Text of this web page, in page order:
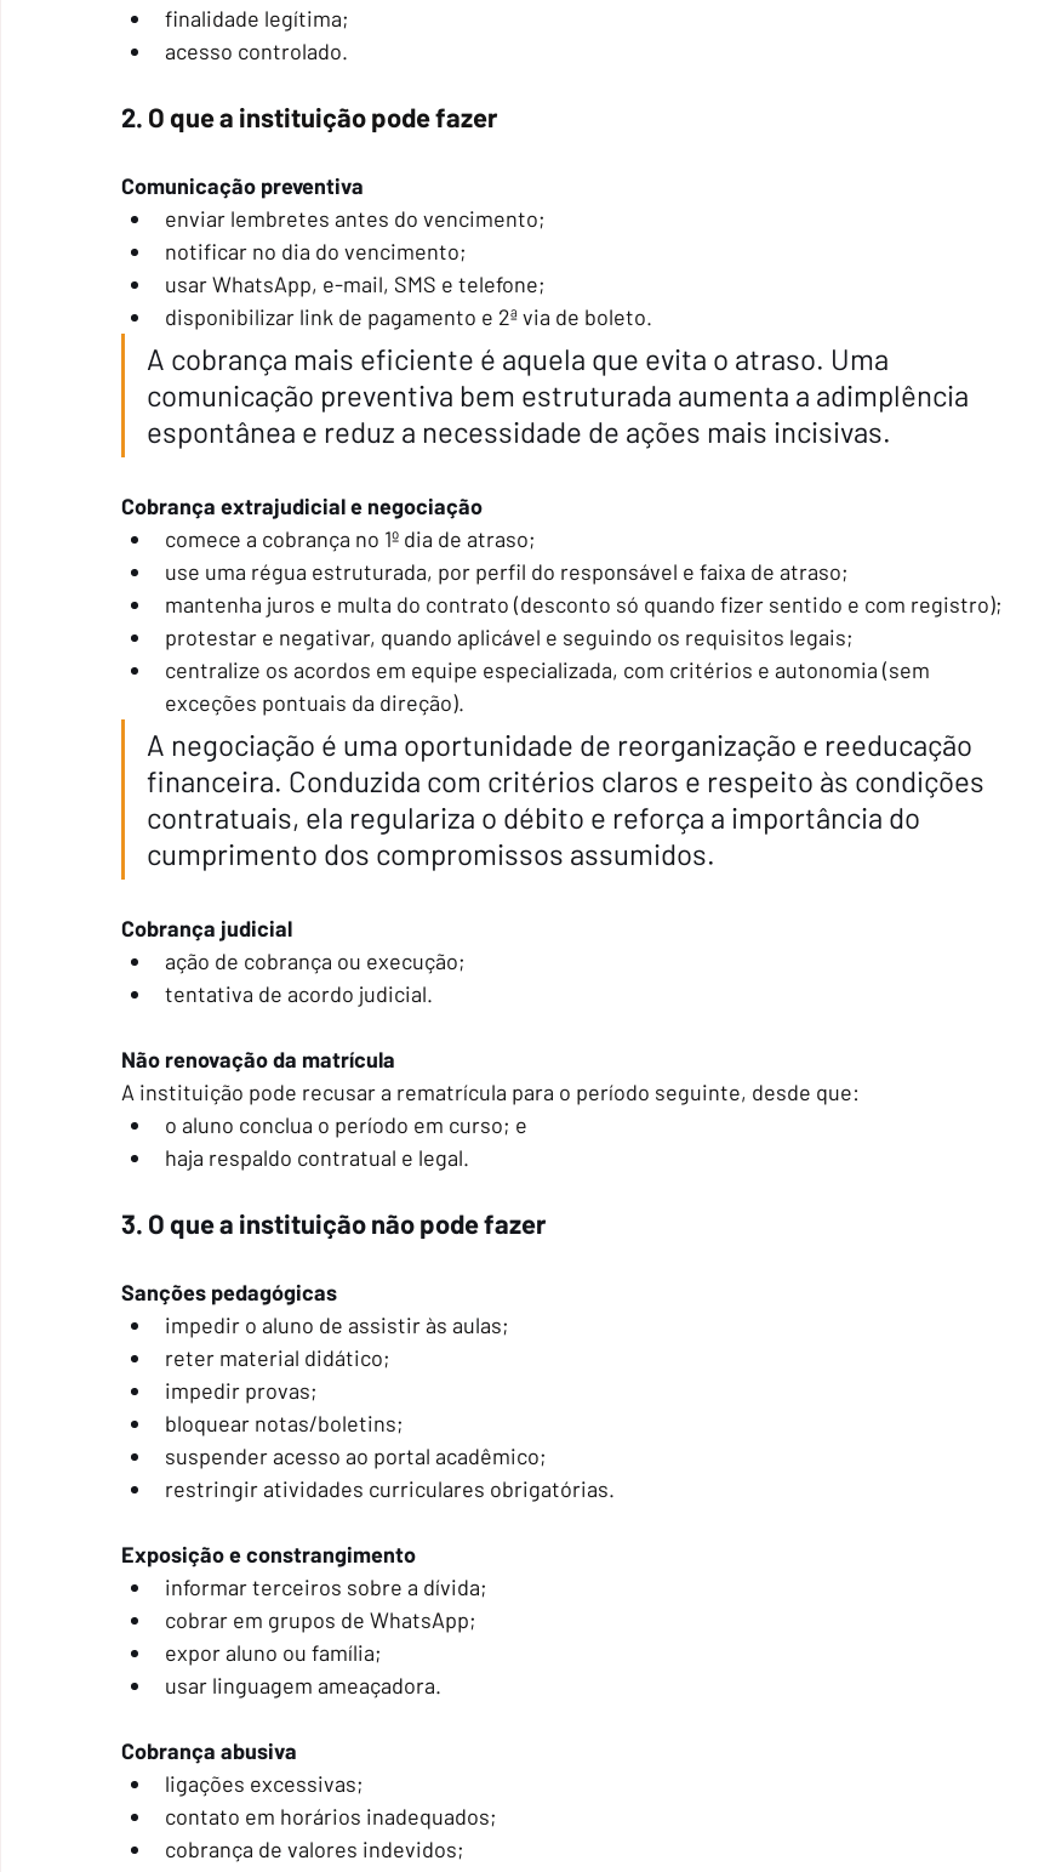
finalidade legítima;
acesso controlado.
2. O que a instituição pode fazer
Comunicação preventiva
enviar lembretes antes do vencimento;
notificar no dia do vencimento;
usar WhatsApp, e-mail, SMS e telefone;
disponibilizar link de pagamento e 2ª via de boleto.
A cobrança mais eficiente é aquela que evita o atraso. Uma
comunicação preventiva bem estruturada aumenta a adimplência
espontânea e reduz a necessidade de ações mais incisivas.
Cobrança extrajudicial e negociação
comece a cobrança no 1º dia de atraso;
use uma régua estruturada, por perfil do responsável e faixa de atraso;
mantenha juros e multa do contrato (desconto só quando fizer sentido e com registro);
protestar e negativar, quando aplicável e seguindo os requisitos legais;
centralize os acordos em equipe especializada, com critérios e autonomia (sem
exceções pontuais da direção).
A negociação é uma oportunidade de reorganização e reeducação
financeira. Conduzida com critérios claros e respeito às condições
contratuais, ela regulariza o débito e reforça a importância do
cumprimento dos compromissos assumidos.
Cobrança judicial
ação de cobrança ou execução;
tentativa de acordo judicial.
Não renovação da matrícula
A instituição pode recusar a rematrícula para o período seguinte, desde que:
o aluno conclua o período em curso; e
haja respaldo contratual e legal.
3. O que a instituição não pode fazer
Sanções pedagógicas
impedir o aluno de assistir às aulas;
reter material didático;
impedir provas;
bloquear notas/boletins;
suspender acesso ao portal acadêmico;
restringir atividades curriculares obrigatórias.
Exposição e constrangimento
informar terceiros sobre a dívida;
cobrar em grupos de WhatsApp;
expor aluno ou família;
usar linguagem ameaçadora.
Cobrança abusiva
ligações excessivas;
contato em horários inadequados;
cobrança de valores indevidos;